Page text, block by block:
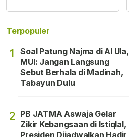
Terpopuler
1
Soal Patung Najma di Al Ula,
MUI: Jangan Langsung
Sebut Berhala di Madinah,
Tabayun Dulu
2 PB JATMA Aswaja Gelar
Zikir Kebangsaan di Istiqlal,
Presiden Dijadwalkan Hadir